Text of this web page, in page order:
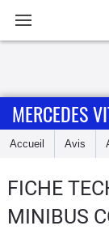
Accueil
Essais
MERCEDES
Accueil Avis
FICHE
MINIBUS